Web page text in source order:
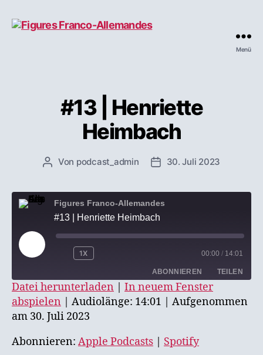
Menü
#13 | Henriette
Heimbach
Beitragsautor
Von podcast_admin Veröffentlichungsdatum
30. Juli 2023
Figures Franco-Allemandes
#13 | Henriette Heimbach
PLAY
EPISODE
1X 00:00 / 14:01
ABONNIEREN TEILEN
Apple Podcasts Spotify
RSS FEED
TEILEN
Datei herunterladen
In neuem Fenster
abspielen
Audiolänge: 14:01
Aufgenommen
am 30. Juli 2023
Abonnieren: Apple Podcasts Spotify